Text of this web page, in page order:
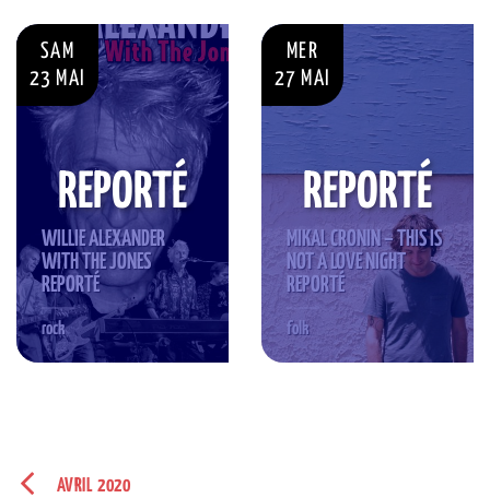
SAM
23 MAI
WILLIE ALEXANDER
WITH THE JONES
REPORTÉ
rock
REPORTÉ
MER
27 MAI
MIKAL CRONIN – THIS IS
NOT A LOVE NIGHT
REPORTÉ
folk
REPORTÉ
AVRIL 2020